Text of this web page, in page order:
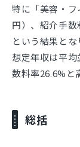
特に「美容・
円）、紹介手
という結果と
想定年収は平
数料率26.6%と
総括